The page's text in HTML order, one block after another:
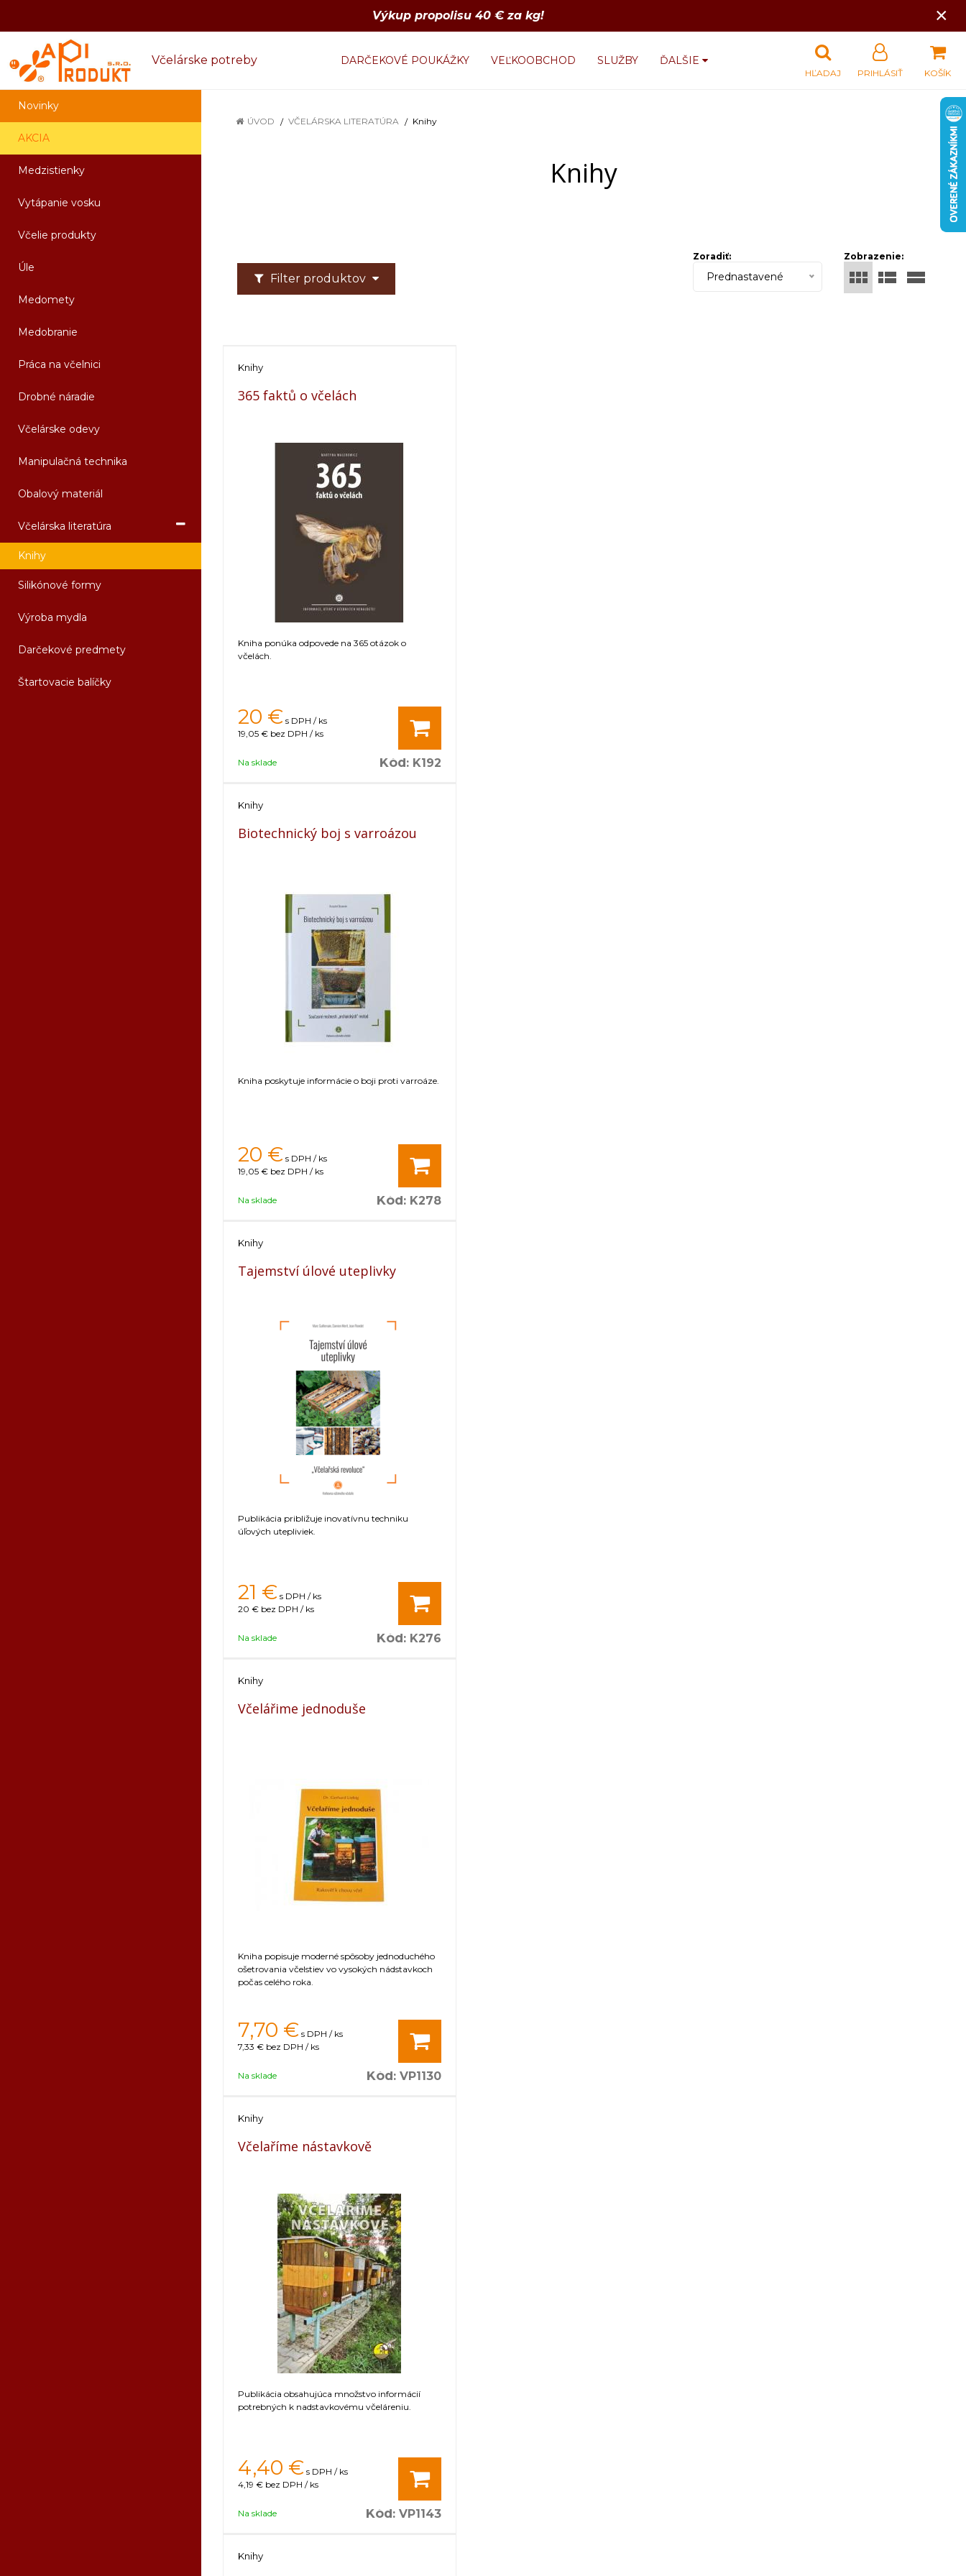
Výkup propolisu 40 € za kg! ×
Včelárske potreby DARČEKOVÉ POUKÁŽKY VEĽKOOBCHOD SLUŽBY ĎALŠIE
KOŠÍK
PRIHLÁSIŤ
HĽADAJ
Novinky
AKCIA
Medzistienky
Vytápanie vosku
Včelie produkty
Úle
Medomety
Medobranie
Práca na včelnici
Drobné náradie
Včelárske odevy
Manipulačná technika
Obalový materiál
Včelárska literatúra
Knihy
Silikónové formy
Výroba mydla
Darčekové predmety
Štartovacie balíčky
ÚVOD VČELÁRSKA LITERATÚRA Knihy
Knihy
Filter produktov
Zobrazenie:
Zoradiť:
Prednastavené
Knihy
365 faktů o včelách
Kniha ponúka odpovede na 365 otázok o
včelách.
20 € s DPH / ks
19,05 € bez DPH / ks
Na sklade Kód: K192
Knihy
Biotechnický boj s varroázou
Kniha poskytuje informácie o boji proti varroáze.
20 € s DPH / ks
19,05 € bez DPH / ks
Na sklade Kód: K278
Knihy
Tajemství úlové uteplivky
Publikácia približuje inovatívnu techniku
úľových utepliviek.
21 € s DPH / ks
20 € bez DPH / ks
Na sklade Kód: K276
Knihy
Včelářime jednoduše
Kniha popisuje moderné spôsoby jednoduchého
ošetrovania včelstiev vo vysokých nádstavkoch
počas celého roka.
7,70 € s DPH / ks
7,33 € bez DPH / ks
Na sklade Kód: VP1130
Knihy
Včelaříme nástavkově
Publikácia obsahujúca množstvo informácií
potrebných k nadstavkovému včeláreniu.
4,40 € s DPH / ks
4,19 € bez DPH / ks
Na sklade Kód: VP1143
Knihy